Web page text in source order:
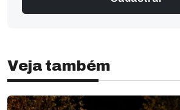
Veja também